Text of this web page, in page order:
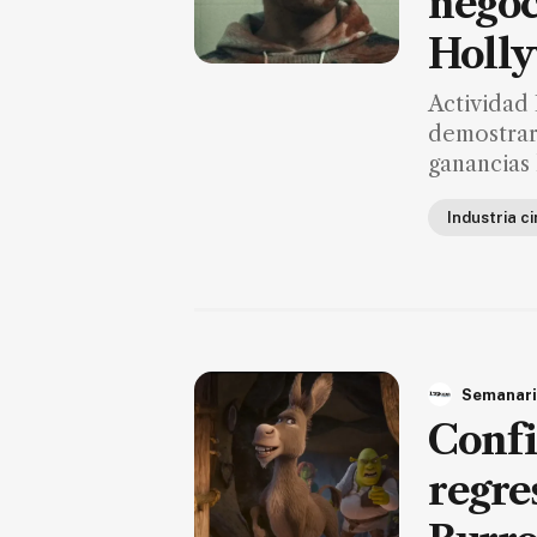
Actividad
Industria